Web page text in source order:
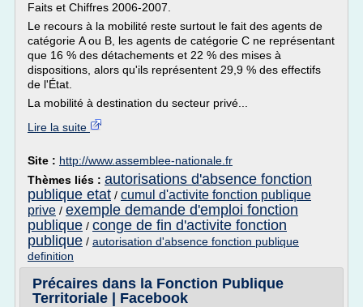
Faits et Chiffres 2006-2007.
Le recours à la mobilité reste surtout le fait des agents de
catégorie A ou B, les agents de catégorie C ne représentant
que 16 % des détachements et 22 % des mises à
dispositions, alors qu'ils représentent 29,9 % des effectifs
de l'État.
La mobilité à destination du secteur privé...
Lire la suite
Site : http://www.assemblee-nationale.fr
Thèmes liés : autorisations d'absence fonction
publique etat / cumul d'activite fonction publique
prive / exemple demande d'emploi fonction
publique / conge de fin d'activite fonction
publique / autorisation d'absence fonction publique
definition
Précaires dans la Fonction Publique
Territoriale | Facebook